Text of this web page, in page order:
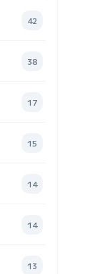
42
38
17
15
14
14
13